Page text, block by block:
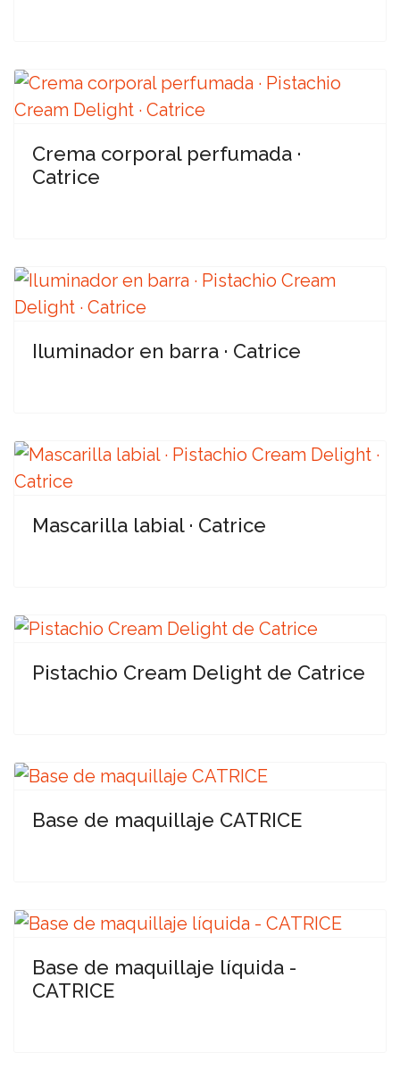
Crema corporal perfumada ·
Catrice
Iluminador en barra · Catrice
Mascarilla labial · Catrice
Pistachio Cream Delight de Catrice
Base de maquillaje CATRICE
Base de maquillaje líquida -
CATRICE